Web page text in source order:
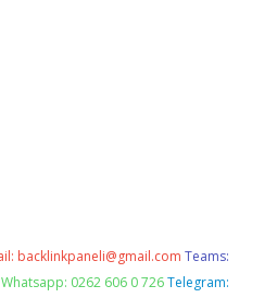
backlinkpaneli@gmail.com Teams:
Whatsapp: 0262 606 0 726 Telegram: